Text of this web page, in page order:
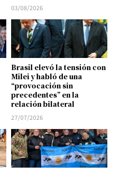
03/08/2026
Brasil elevó la tensión con
Milei y habló de una
“provocación sin
precedentes” en la
relación bilateral
27/07/2026